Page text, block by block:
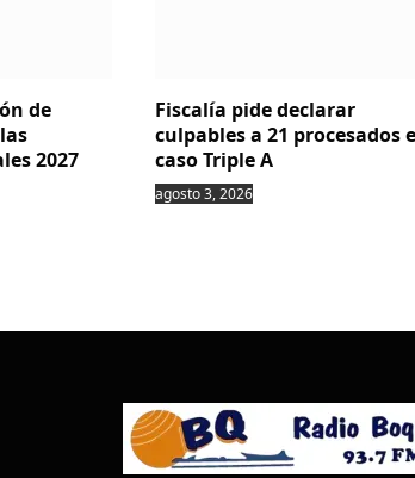
de
2027
Fiscalía pide declarar
culpables a 21 procesados
caso Triple A
agosto 3, 2026